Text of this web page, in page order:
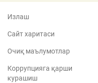
Излаш
Сайт харитаси
Очиқ маълумотлар
Коррупцияга қарши
курашиш